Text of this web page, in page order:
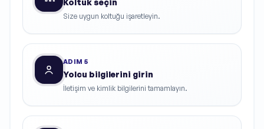
Koltuk seçin
Size uygun koltuğu işaretleyin.
ADIM 5
Yolcu bilgilerini girin
İletişim ve kimlik bilgilerini tamamlayın.